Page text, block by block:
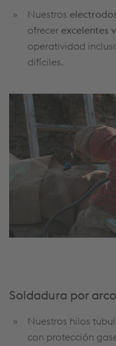
Nuestros
ofrecer excelentes
operatividad
difíciles.
Soldadura por
Nuestros hilos
con protección